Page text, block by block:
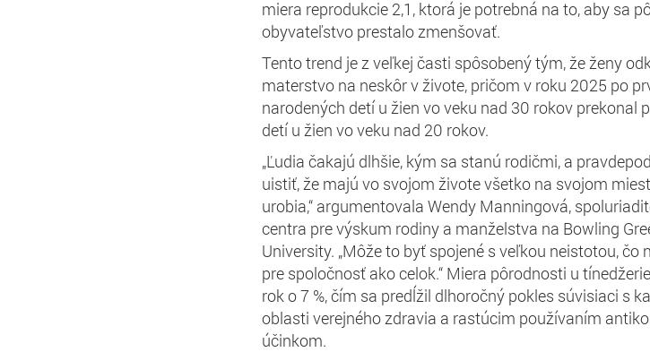
miera reprodukcie 2,1, ktorá je potrebná na to, aby sa
obyvateľstvo prestalo zmenšovať.
Tento trend je z veľkej časti spôsobený tým, že ženy
materstvo na neskôr v živote, pričom v roku 2025 po
narodených detí u žien vo veku nad 30 rokov prekonal
detí u žien vo veku nad 20 rokov.
„Ľudia čakajú dlhšie, kým sa stanú rodičmi, a
uistiť, že majú vo svojom živote všetko na svojom
urobia,“ argumentovala Wendy Manningová,
centra pre výskum rodiny a manželstva na Bowling
University. „Môže to byť spojené s veľkou neistotou, čo
pre spoločnosť ako celok.“ Miera pôrodnosti u
rok o 7 %, čím sa predĺžil dlhoročný pokles súvisiaci s
oblasti verejného zdravia a rastúcim používaním
účinkom.